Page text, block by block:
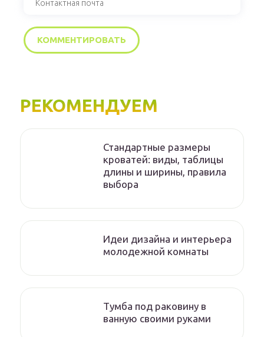
РЕКОМЕНДУЕМ
Стандартные размеры
кроватей: виды, таблицы
длины и ширины, правила
выбора
Идеи дизайна и интерьера
молодежной комнаты
Тумба под раковину в
ванную своими руками